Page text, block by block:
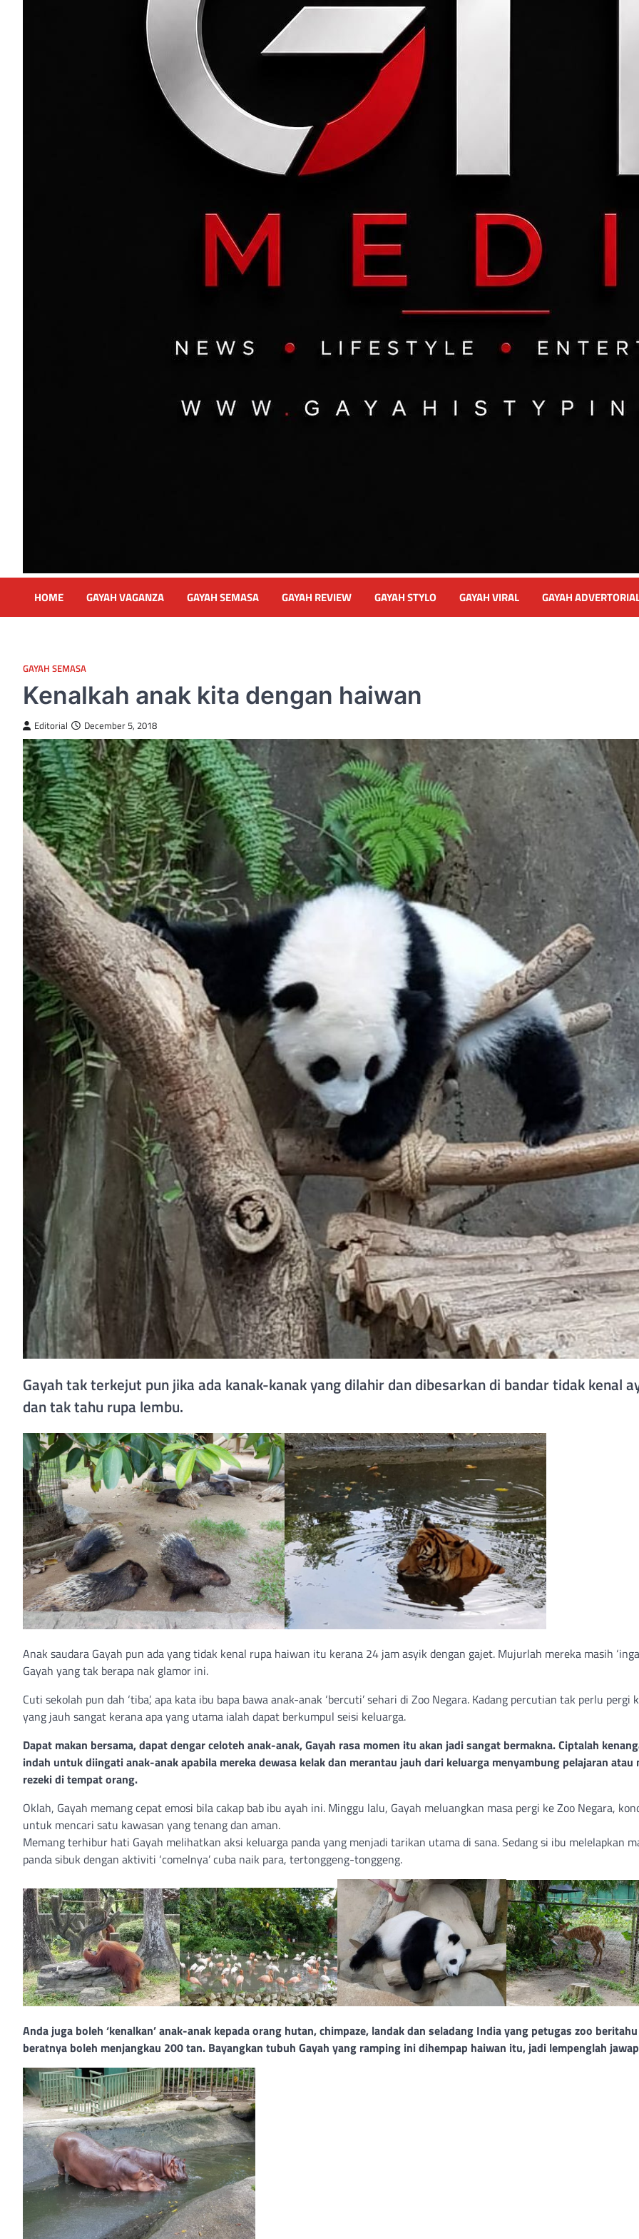
HOME GAYAH VAGANZA GAYAH SEMASA GAYAH REVIEW GAYAH STYLO GAYAH VIRAL GAYAH
GAYAH SEMASA
Kenalkah anak kita dengan haiwan
Editorial December 5, 2018
Gayah tak terkejut pun jika ada kanak-kanak yang dilahir dan dibesarkan di bandar tidak kenal
dan tak tahu rupa lembu.
Anak saudara Gayah pun ada yang tidak kenal rupa haiwan itu kerana 24 jam asyik dengan gajet. Mujurlah mereka masih
Gayah yang tak berapa nak glamor ini.
Cuti sekolah pun dah ‘tiba’, apa kata ibu bapa bawa anak-anak ‘bercuti’ sehari di Zoo Negara. Kadang percutian tak perlu pergi
yang jauh sangat kerana apa yang utama ialah dapat berkumpul seisi keluarga.
Dapat makan bersama, dapat dengar celoteh anak-anak, Gayah rasa momen itu akan jadi sangat bermakna. Ciptalah
indah untuk diingati anak-anak apabila mereka dewasa kelak dan merantau jauh dari keluarga menyambung pelajaran atau
rezeki di tempat orang.
Oklah, Gayah memang cepat emosi bila cakap bab ibu ayah ini. Minggu lalu, Gayah meluangkan masa pergi ke Zoo Negara,
untuk mencari satu kawasan yang tenang dan aman.
Memang terhibur hati Gayah melihatkan aksi keluarga panda yang menjadi tarikan utama di sana. Sedang si ibu melelapkan
panda sibuk dengan aktiviti ‘comelnya’ cuba naik para, tertonggeng-tonggeng.
Anda juga boleh ‘kenalkan’ anak-anak kepada orang hutan, chimpaze, landak dan seladang India yang petugas zoo
beratnya boleh menjangkau 200 tan. Bayangkan tubuh Gayah yang ramping ini dihempap haiwan itu, jadi lempenglah